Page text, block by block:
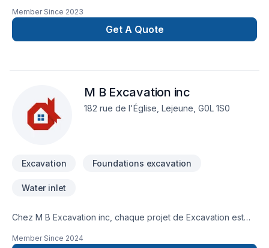
combinant expérience, innovation et rigueur. Notre mission :
concrétiser vos projets tout en respectant vos exigences,
vos délais et votre vision. Nous sommes impatients de
Member Since 2023
Get A Quote
M B Excavation inc
182 rue de l'Église, Lejeune, G0L 1S0
Excavation Foundations excavation
Water inlet
Chez M B Excavation inc, chaque projet de Excavation est
et la satisfaction client à Bas St-Laurent. Notre mission :
Member Since 2024